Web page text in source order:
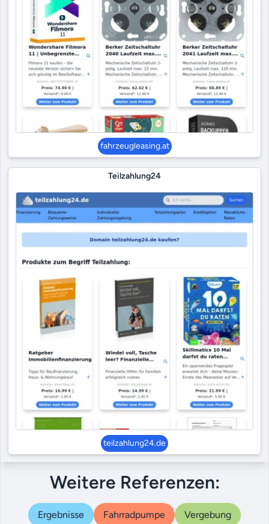
fahrzeugleasing.at
Teilzahlung24
teilzahlung24.de
Weitere Referenzen:
Ergebnisse Fahrradpumpe Vergebung